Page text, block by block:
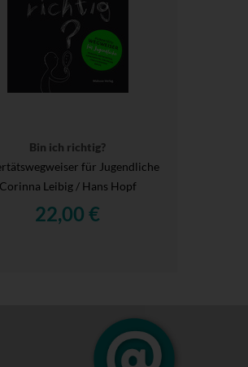
Bin ich richtig?
für Jugendliche
Corinna Leibig / Hans Hopf
22,00 €